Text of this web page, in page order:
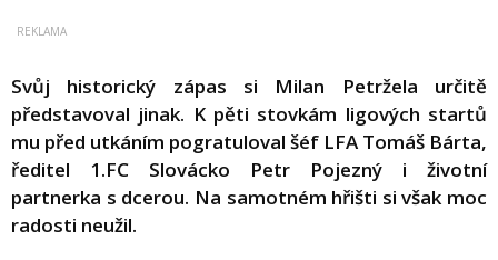
Svůj historický zápas si Milan Petržela určitě
představoval jinak. K pěti stovkám ligových startů
mu před utkáním pogratuloval šéf LFA Tomáš Bárta,
ředitel 1.FC Slovácko Petr Pojezný i životní
partnerka s dcerou. Na samotném hřišti si však moc
radosti neužil.